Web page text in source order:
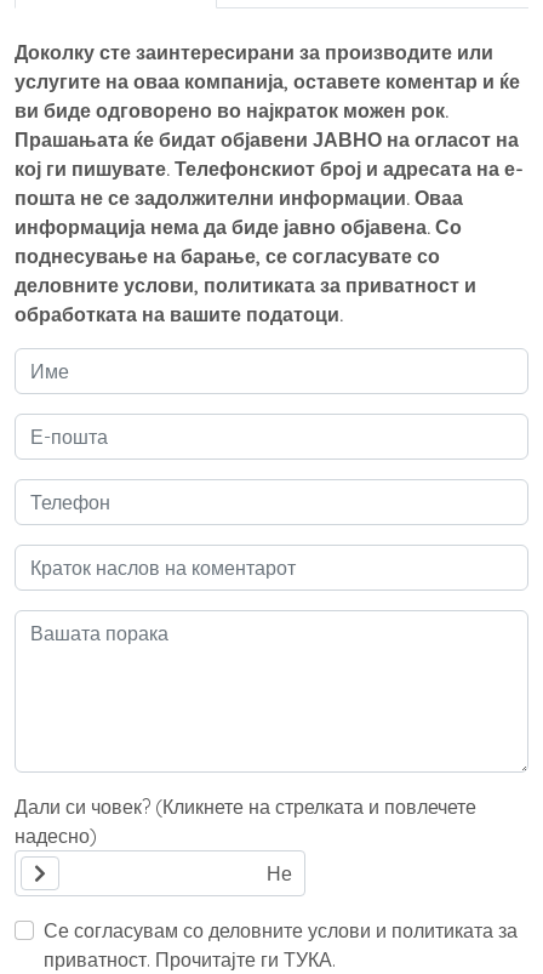
Доколку сте заинтересирани за производите или
услугите на оваа компанија, оставете коментар и ќе
ви биде одговорено во најкраток можен рок.
Прашањата ќе бидат објавени ЈАВНО на огласот на
кој ги пишувате. Телефонскиот број и адресата на е-
пошта не се задолжителни информации. Оваа
информација нема да биде јавно објавена. Со
поднесување на барање, се согласувате со
деловните услови, политиката за приватност и
обработката на вашите податоци.
Дали си човек? (Кликнете на стрелката и повлечете
надесно)
Се согласувам со деловните услови и политиката за
приватност. Прочитајте ги ТУКА.